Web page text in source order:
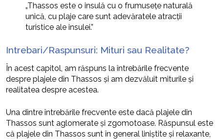
„Thassos este o insulă cu o frumusețe naturală
unică, cu plaje care sunt adevăratele atracții
turistice ale insulei.”
Intrebari/Raspunsuri: Mituri sau Realitate?
În acest capitol, am răspuns la întrebările frecvente
despre plajele din Thassos și am dezvăluit miturile și
realitatea despre acestea.
Una dintre întrebările frecvente este dacă plajele din
Thassos sunt aglomerate și zgomotoase. Răspunsul este
că plajele din Thassos sunt în general liniștite și relaxante,